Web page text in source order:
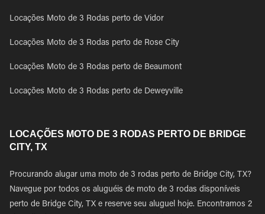
Locações Moto de 3 Rodas perto de Vidor
Locações Moto de 3 Rodas perto de Rose City
Locações Moto de 3 Rodas perto de Beaumont
Locações Moto de 3 Rodas perto de Deweyville
LOCAÇÕES MOTO DE 3 RODAS PERTO DE BRIDGE
CITY, TX
Procurando alugar uma moto de 3 rodas perto de Bridge City, TX?
Navegue por todos os aluguéis de moto de 3 rodas disponíveis
perto de Bridge City, TX e reserve seu aluguel hoje. Encontramos 2